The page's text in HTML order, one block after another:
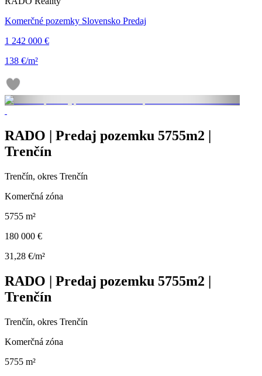
Komerčné pozemky Slovensko Predaj
1 242 000 €
138 €/m²
RADO | Predaj pozemku 5755m2 |
Trenčín
Trenčín, okres Trenčín
Komerčná zóna
5755 m²
180 000 €
31,28 €/m²
RADO | Predaj pozemku 5755m2 |
Trenčín
Trenčín, okres Trenčín
Komerčná zóna
5755 m²